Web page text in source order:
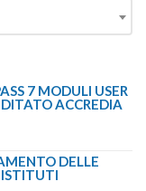
7 MODULI USER
ACCREDIA
DELLE
ISTITUTI